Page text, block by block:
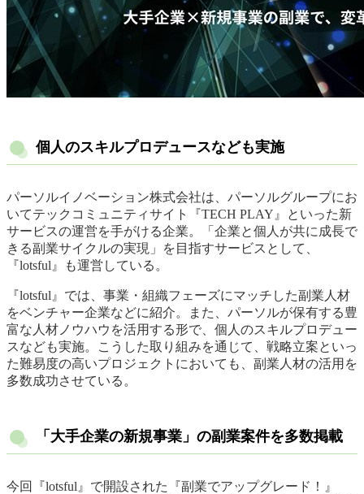
個人のスキルプロデュースなども実施
パーソルイノベーション株式会社は、パーソルグループにお
いてテックコミュニティサイト『TECH PLAY』といった新
サービスの運営を手がける企業。「企業と個人が共に成長で
きる副業サイクルの実現」を目指すサービスとして、
『lotsful』も運営している。
『lotsful』では、事業・組織フェーズにマッチした副業人材
をベンチャー企業などに紹介。また、パーソルが保有する豊
富な人材ノウハウを活用する形で、個人のスキルプロデュー
スなども実施。こうした取り組みを通じて、戦略立案といっ
た難易度の高いプロジェクトにおいても、副業人材の活用を
多数成功させている。
「大手企業の新規事業」の副業案件を多数掲載
今回『lotsful』で開設された『副業でアップグレード！』